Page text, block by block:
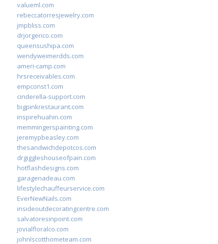
valueml.com
rebeccatorresjewelry.com
jmpbliss.com
drjorgerico.com
queensushipa.com
wendyweimerdds.com
ameri-camp.com
hrsreceivables.com
empconst1.com
cinderella-support.com
bigpinkrestaurant.com
inspirehuahin.com
memmingerspainting.com
jeremypbeasley.com
thesandwichdepotcos.com
drgiggleshouseofpain.com
hotflashdesigns.com
garagenadeau.com
lifestylechauffeurservice.com
EverNewNails.com
insideoutdecoratingcentre.com
salvatoresinpoint.com
jovialfloralco.com
johnlscotthometeam.com